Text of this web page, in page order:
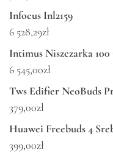
Infocus Inl2159
6 528,29zł
Intimus Niszczarka
6 545,00zł
Tws Edifier NeoBuds
379,00zł
Huawei Freebuds 4
399,00zł